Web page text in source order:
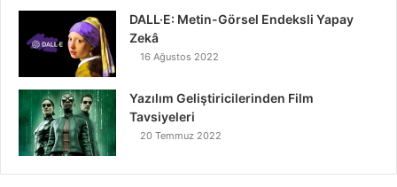
DALL·E: Metin-Görsel Endeksli Yapay
Zekâ
16 Ağustos 2022
Yazılım Geliştiricilerinden Film
Tavsiyeleri
20 Temmuz 2022